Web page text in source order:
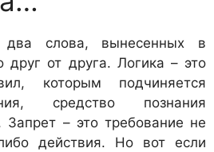
два слова, вынесенных в
друг от друга. Логика – это
которым подчиняется
средство познания
Запрет – это требование не
действия. Но вот если